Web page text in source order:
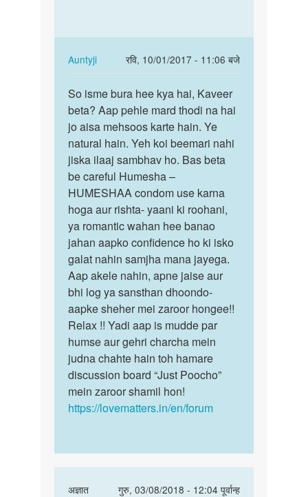
sex
by
vishal
jain
Auntyji
रवि, 10/01/2017 - 11:06 बजे
In
reply
to
Mujhe
ladke
ke
santh
achha…
by
kaveer
So
isme
bura
hee
kya
hai,
…
So isme bura hee kya hai, Kaveer
beta? Aap pehle mard thodi na hai
jo aisa mehsoos karte hain. Ye
natural hain. Yeh koi beemari nahi
jiska ilaaj sambhav ho. Bas beta
be careful Humesha –
HUMESHAA condom use karna
hoga aur rishta- yaani ki roohani,
ya romantic wahan hee banao
jahan aapko confidence ho ki isko
galat nahin samjha mana jayega.
Aap akele nahin, apne jaise aur
bhi log ya sansthan dhoondo-
aapke sheher mei zaroor hongee!!
Relax !! Yadi aap is mudde par
humse aur gehri charcha mein
judna chahte hain toh hamare
discussion board “Just Poocho”
mein zaroor shamil hon!
https://lovematters.in/en/forum
अज्ञात
गुरु, 03/08/2018 - 12:04 पूर्वान्ह
In